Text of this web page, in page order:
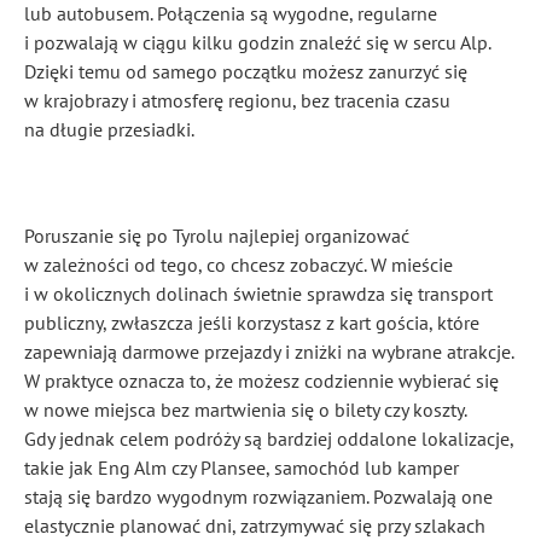
lub autobusem. Połączenia są wygodne, regularne
i pozwalają w ciągu kilku godzin znaleźć się w sercu Alp.
Dzięki temu od samego początku możesz zanurzyć się
w krajobrazy i atmosferę regionu, bez tracenia czasu
na długie przesiadki.
Poruszanie się po Tyrolu najlepiej organizować
w zależności od tego, co chcesz zobaczyć. W mieście
i w okolicznych dolinach świetnie sprawdza się transport
publiczny, zwłaszcza jeśli korzystasz z kart gościa, które
zapewniają darmowe przejazdy i zniżki na wybrane atrakcje.
W praktyce oznacza to, że możesz codziennie wybierać się
w nowe miejsca bez martwienia się o bilety czy koszty.
Gdy jednak celem podróży są bardziej oddalone lokalizacje,
takie jak Eng Alm czy Plansee, samochód lub kamper
stają się bardzo wygodnym rozwiązaniem. Pozwalają one
elastycznie planować dni, zatrzymywać się przy szlakach